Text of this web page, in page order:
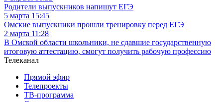
Родители выпускников напишут ЕГЭ
5 марта 15:45
Омские выпускники прошли тренировку перед ЕГЭ
2 марта 11:28
В Омской области школьники, не сдавшие государственную
итоговую аттестацию, смогут получить рабочую профессию
Телеканал
Прямой эфир
Телепроекты
ТВ-программа